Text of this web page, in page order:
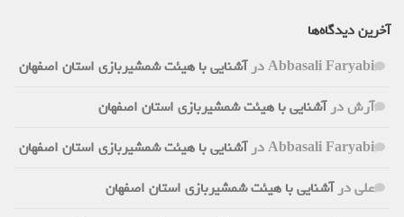
آخرین دیدگاه‌ها
Abbasali Faryabiدرآشنایی با هیئت شمشیربازی استان اصفهان
آرشدرآشنایی با هیئت شمشیربازی استان اصفهان
Abbasali Faryabiدرآشنایی با هیئت شمشیربازی استان اصفهان
علیدرآشنایی با هیئت شمشیربازی استان اصفهان